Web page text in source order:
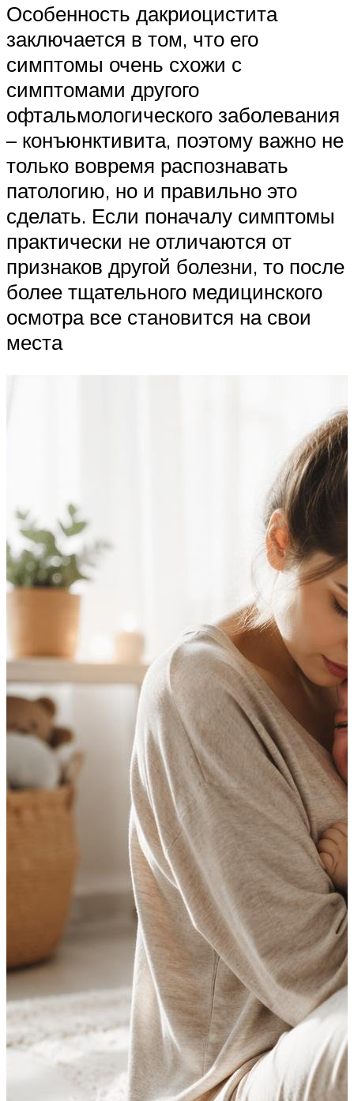
Особенность дакриоцистита
заключается в том, что его
симптомы очень схожи с
симптомами другого
офтальмологического заболевания
– конъюнктивита, поэтому важно не
только вовремя распознавать
патологию, но и правильно это
сделать. Если поначалу симптомы
практически не отличаются от
признаков другой болезни, то после
более тщательного медицинского
осмотра все становится на свои
места